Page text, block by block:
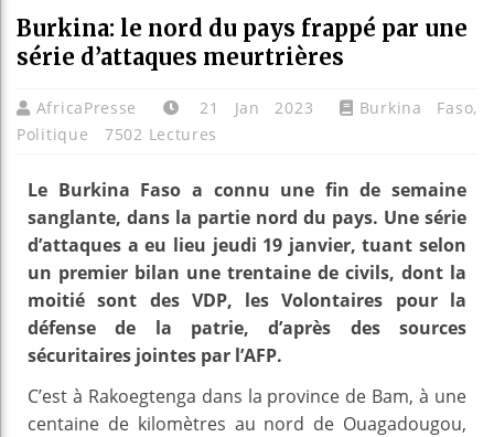
Burkina: le nord du pays frappé par une
série d’attaques meurtrières
AfricaPresse 21 Jan 2023 Burkina Faso,
Politique
7502 Lectures
Le Burkina Faso a connu une fin de semaine
sanglante, dans la partie nord du pays. Une série
d’attaques a eu lieu jeudi 19 janvier, tuant selon
un premier bilan une trentaine de civils, dont la
moitié sont des VDP, les Volontaires pour la
défense de la patrie, d’après des sources
sécuritaires jointes par l’AFP.
C’est à Rakoegtenga dans la province de Bam, à une
centaine de kilomètres au nord de Ouagadougou,